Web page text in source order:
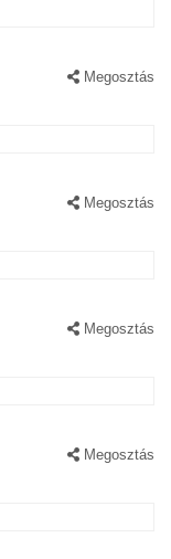
Megosztás
Megosztás
Megosztás
Megosztás